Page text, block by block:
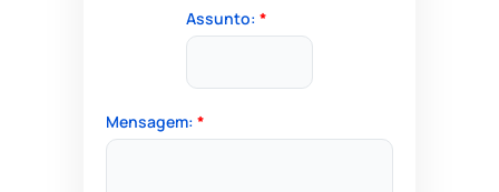
Assunto: *
Mensagem: *